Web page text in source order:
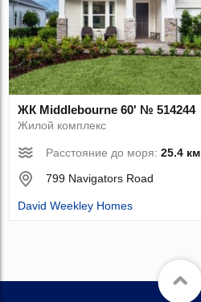
ЖК Middlebourne 60' № 514244
Жилой комплекс
Расстояние до моря:25.4 км
799 Navigators Road
David Weekley Homes